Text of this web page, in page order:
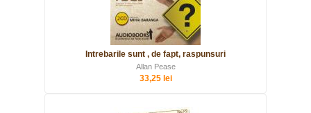
Intrebarile sunt , de fapt, raspunsuri
Allan Pease
33,25 lei